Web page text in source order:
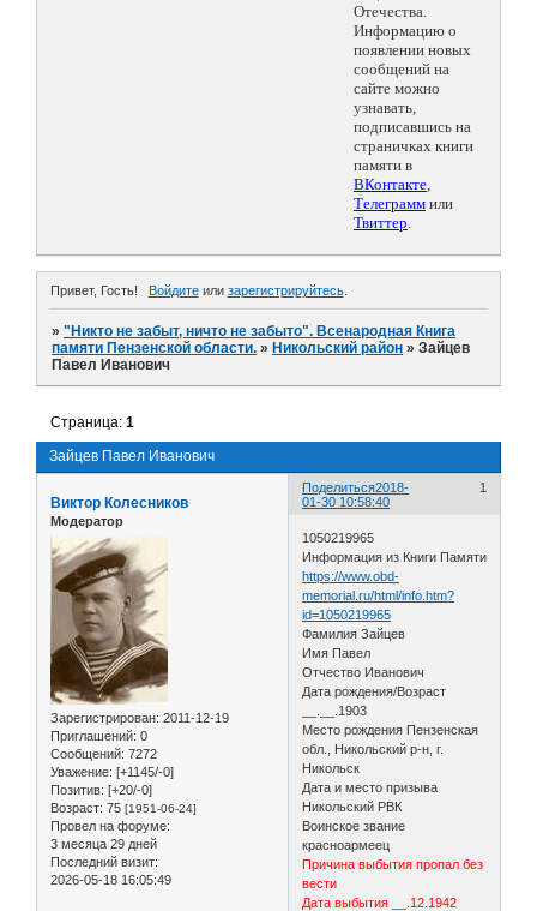
Отечества.
Информацию о
появлении новых
сообщений на
сайте можно
узнавать,
подписавшись на
страничках книги
памяти в
ВКонтакте,
Телеграмм или
Твиттер.
Привет, Гость! Войдитеили зарегистрируйтесь.
»"Никто не забыт, ничто не забыто". Всенародная Книга
памяти Пензенской области. » Никольский район »Зайцев
Павел Иванович
Зайцев Павел Иванович
Страница:1
Поделиться 1
2018-
01-30 10:58:40
Виктор Колесников
Модератор
Зарегистрирован: 2011-12-19
Приглашений: 0
Сообщений: 7272
Уважение: [+1145/-0]
Позитив: [+20/-0]
Возраст: 75 [1951-06-24]
Провел на форуме:
3 месяца 29 дней
Последний визит:
2026-05-18 16:05:49
1050219965
Информация из Книги Памяти
https://www.obd-
memorial.ru/html/info.htm?
id=1050219965
Фамилия Зайцев
Имя Павел
Отчество Иванович
Дата рождения/Возраст
__.__.1903
Место рождения Пензенская
обл., Никольский р-н, г.
Никольск
Дата и место призыва
Никольский РВК
Воинское звание
красноармеец
Причина выбытия пропал без
вести
Дата выбытия __.12.1942